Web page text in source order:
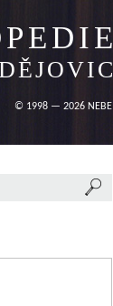
© 1998 — 2026 NEBE